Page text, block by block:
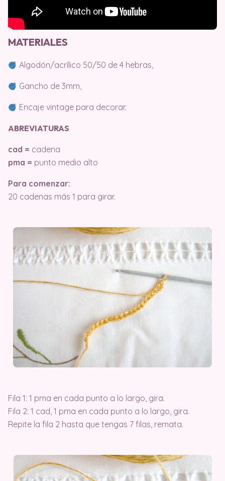
MATERIALES
Algodón/acrílico 50/50 de 4 hebras,
Gancho de 3mm,
Encaje vintage para decorar.
ABREVIATURAS
cad = cadena
pma = punto medio alto
Para comenzar:
20 cadenas más 1 para girar.
Fila 1: 1 pma en cada punto a lo largo, gira.
Fila 2: 1 cad, 1 pma en cada punto a lo largo, gira.
Repite la fila 2 hasta que tengas 7 filas, remata.